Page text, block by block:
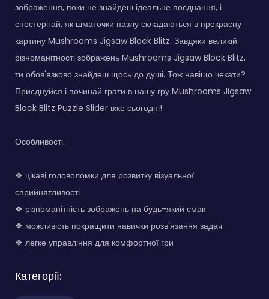
зображення, поки не знайдеш ідеальне поєднання, і
спостерігай, як шматочки пазлу складаються в прекрасну
картину Mushrooms Jigsaw Block Blitz. Завдяки великій
різноманітності зображень Mushrooms Jigsaw Block Blitz,
ти обов'язково знайдеш щось до душі. Тож навіщо чекати?
Приєднуйся і починай грати в нашу гру Mushrooms Jigsaw
Block Blitz Puzzle Slider вже сьогодні!
Особливості:
❖ цікаві головоломки для розвитку візуальної
сприйнятливості
❖ різноманітність зображень на будь-який смак
❖ можливість покращити навички розв'язання задач
❖ легке управління для комфортної гри
Категорії: